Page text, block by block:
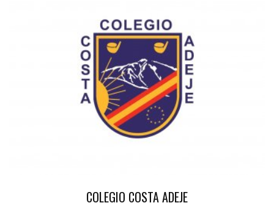
COLEGIO COSTA ADEJE